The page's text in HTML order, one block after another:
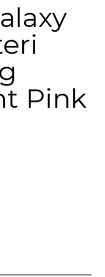
Pink